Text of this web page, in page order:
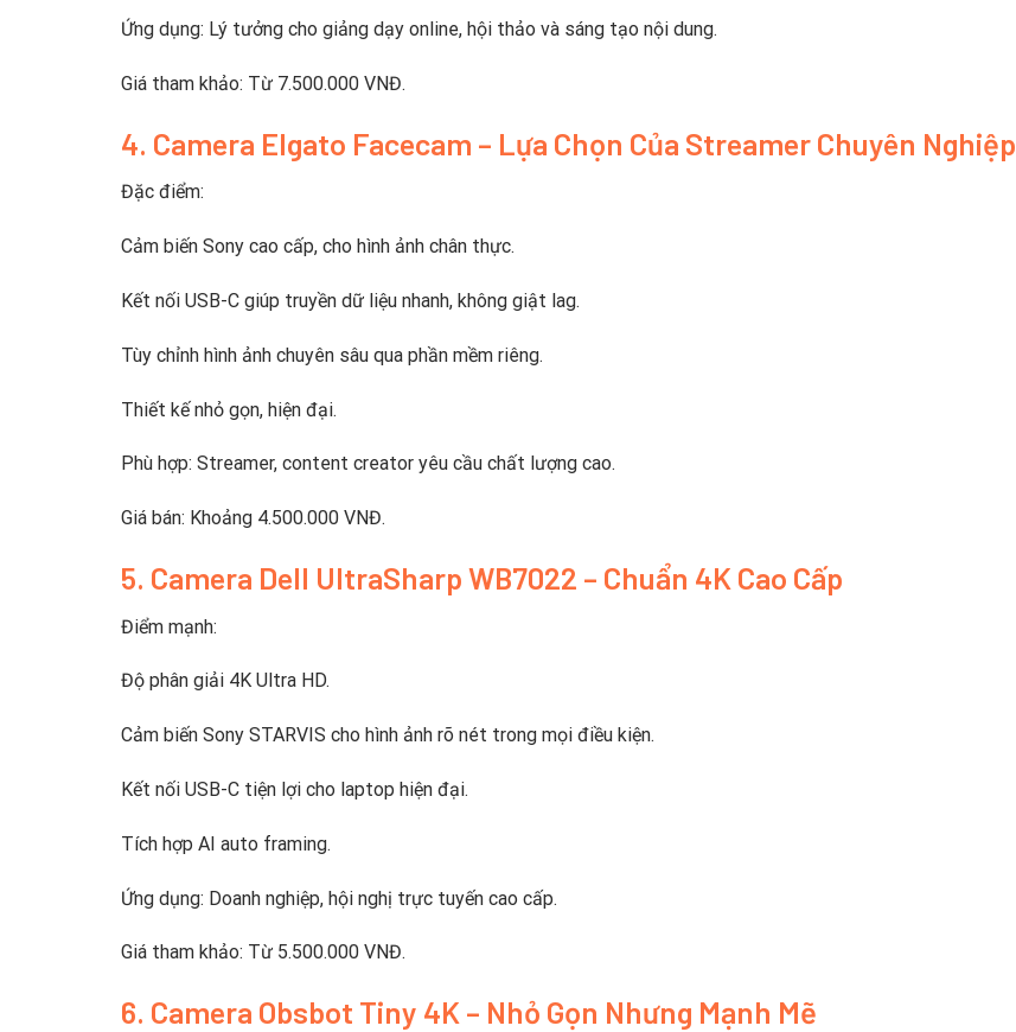
Ứng dụng: Lý tưởng cho giảng dạy online, hội thảo và sáng tạo nội dung.
Giá tham khảo: Từ 7.500.000 VNĐ.
4. Camera Elgato Facecam – Lựa Chọn Của Streamer Chuyên Nghiệp
Đặc điểm:
Cảm biến Sony cao cấp, cho hình ảnh chân thực.
Kết nối USB-C giúp truyền dữ liệu nhanh, không giật lag.
Tùy chỉnh hình ảnh chuyên sâu qua phần mềm riêng.
Thiết kế nhỏ gọn, hiện đại.
Phù hợp: Streamer, content creator yêu cầu chất lượng cao.
Giá bán: Khoảng 4.500.000 VNĐ.
5. Camera Dell UltraSharp WB7022 – Chuẩn 4K Cao Cấp
Điểm mạnh:
Độ phân giải 4K Ultra HD.
Cảm biến Sony STARVIS cho hình ảnh rõ nét trong mọi điều kiện.
Kết nối USB-C tiện lợi cho laptop hiện đại.
Tích hợp AI auto framing.
Ứng dụng: Doanh nghiệp, hội nghị trực tuyến cao cấp.
Giá tham khảo: Từ 5.500.000 VNĐ.
6. Camera Obsbot Tiny 4K – Nhỏ Gọn Nhưng Mạnh Mẽ